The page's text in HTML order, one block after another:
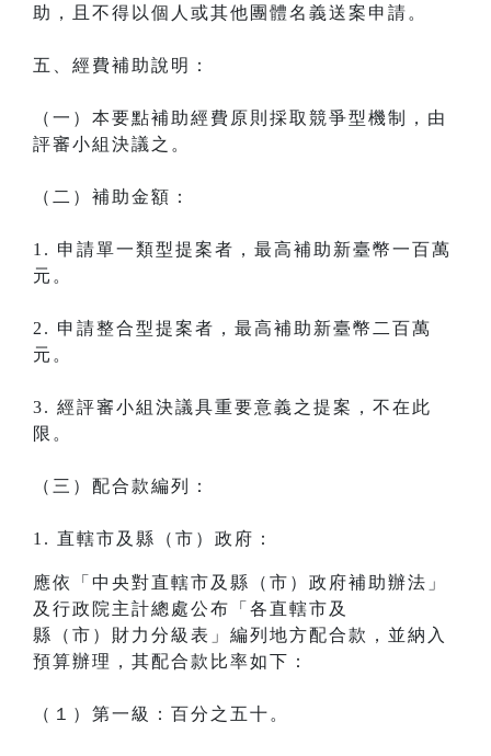
助，且不得以個人或其他團體名義送案申請。
五、經費補助說明：
（一）本要點補助經費原則採取競爭型機制，由
評審小組決議之。
（二）補助金額：
1. 申請單一類型提案者，最高補助新臺幣一百萬
元。
2. 申請整合型提案者，最高補助新臺幣二百萬
元。
3. 經評審小組決議具重要意義之提案，不在此
限。
（三）配合款編列：
1. 直轄市及縣（市）政府：
應依「中央對直轄市及縣（市）政府補助辦法」
及行政院主計總處公布「各直轄市及
縣（市）財力分級表」編列地方配合款，並納入
預算辦理，其配合款比率如下：
（１）第一級：百分之五十。